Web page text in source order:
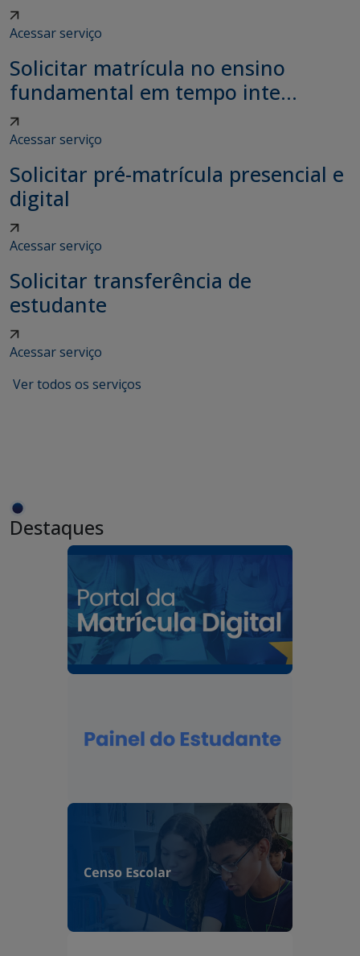
Acessar serviço
Solicitar matrícula no ensino
fundamental em tempo inte...
Acessar serviço
Solicitar pré-matrícula presencial e
digital
Acessar serviço
Solicitar transferência de
estudante
Acessar serviço
Ver todos os serviços
Destaques